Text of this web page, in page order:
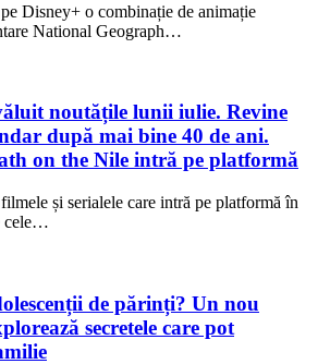
Disney+ o combinație de animație
National Geograph…
noutățile lunii iulie. Revine
după mai bine 40 de ani.
on the Nile intră pe platformă
și serialele care intră pe platformă în
cele…
de părinți? Un nou
secretele care pot